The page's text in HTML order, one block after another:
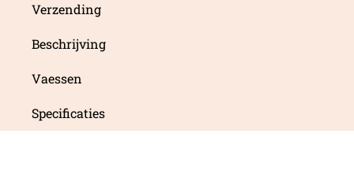
Verzending
Beschrijving
Vaessen
Specificaties